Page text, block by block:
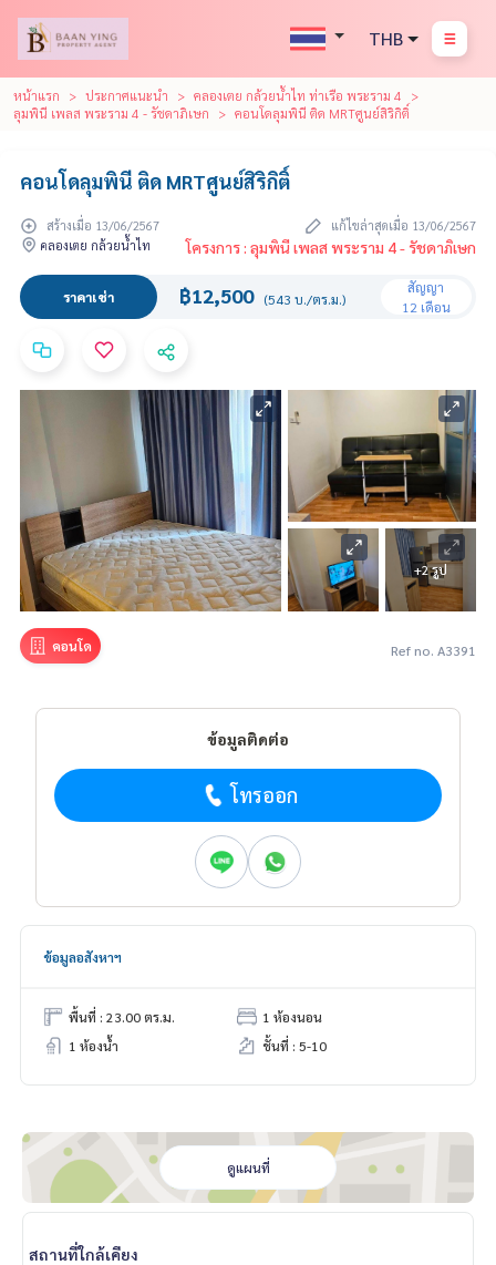
THB
หน้าแรก ประกาศแนะนำ
คลองเตย กล้วยน้ำไท ท่าเรือ พระราม 4
ลุมพินี เพลส พระราม 4 - รัชดาภิเษก
คอนโดลุมพินี ติด MRTศูนย์สิริกิติ์
คอนโดลุมพินี ติด MRTศูนย์สิริกิติ์
สร้างเมื่อ 13/06/2567
แก้ไขล่าสุดเมื่อ 13/06/2567
คลองเตย กล้วยน้ำไท
โครงการ : ลุมพินี เพลส พระราม 4 - รัชดาภิเษก
ราคาเช่า ฿12,500 (543 บ./ตร.ม.)
สัญญา
12 เดือน
+2 รูป
คอนโด Ref no. A3391
ข้อมูลติดต่อ
โทรออก
ข้อมูลอสังหาฯ
พื้นที่ : 23.00 ตร.ม.
1 ห้องนอน
1 ห้องน้ำ
ชั้นที่ : 5-10
ดูแผนที่
สถานที่ใกล้เคียง